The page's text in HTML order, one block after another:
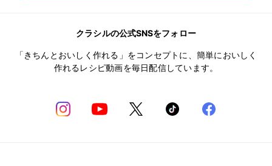
クラシルの公式SNSをフォロー
「きちんとおいしく作れる」をコンセプトに、簡単においしく
作れるレシピ動画を毎日配信しています。